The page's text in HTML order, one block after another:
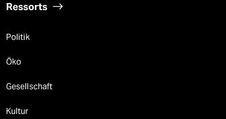
Ressorts
Politik
Öko
Gesellschaft
Kultur